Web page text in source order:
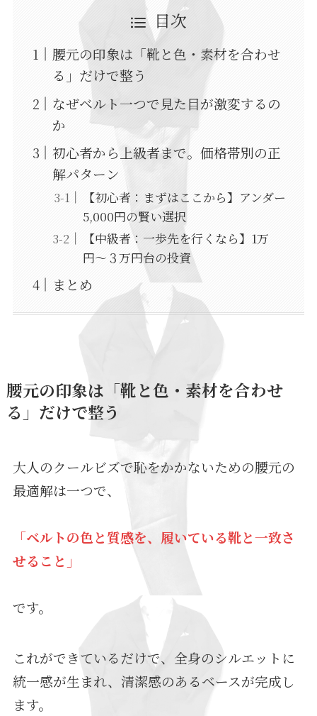
目次
腰元の印象は「靴と色・素材を合わせ
る」だけで整う
なぜベルト一つで見た目が激変するの
か
初心者から上級者まで。価格帯別の正
解パターン
【初心者：まずはここから】アンダー
5,000円の賢い選択
【中級者：一歩先を行くなら】1万
円〜３万円台の投資
まとめ
腰元の印象は「靴と色・素材を合わせ
る」だけで整う
大人のクールビズで恥をかかないための腰元の
最適解は一つで、
「ベルトの色と質感を、履いている靴と一致さ
せること」
です。
これができているだけで、全身のシルエットに
統一感が生まれ、清潔感のあるベースが完成し
ます。